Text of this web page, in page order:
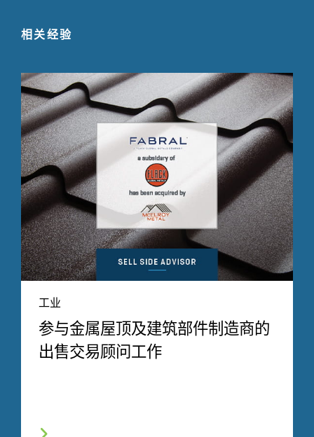
相关经验
工业
参与金属屋顶及建筑部件制造商的
出售交易顾问工作